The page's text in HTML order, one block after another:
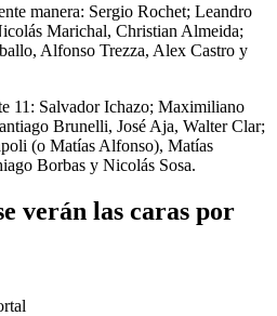
manera: Sergio Rochet; Leandro
Marichal, Christian Almeida;
Alfonso Trezza, Alex Castro y
11: Salvador Ichazo; Maximiliano
Brunelli, José Aja, Walter Clar;
(o Matías Alfonso), Matías
Borbas y Nicolás Sosa.
verán las caras por